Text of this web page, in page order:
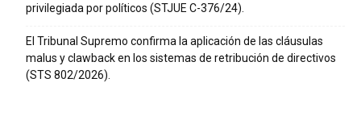
privilegiada por políticos (STJUE C-376/24).
El Tribunal Supremo confirma la aplicación de las cláusulas
malus y clawback en los sistemas de retribución de directivos
(STS 802/2026).